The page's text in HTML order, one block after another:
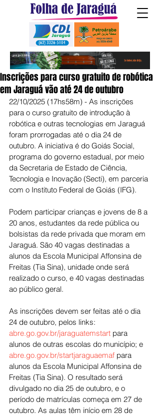
Inscrições para curso gratuito de robótica
em Jaraguá vão até 24 de outubro
22/10/2025 (17hs58m) - As inscrições
para o curso gratuito de introdução à
robótica e outras tecnologias em Jaraguá
foram prorrogadas até o dia 24 de
outubro. A iniciativa é do Goiás Social,
programa do governo estadual, por meio
da Secretaria de Estado de Ciência,
Tecnologia e Inovação (Secti), em parceria
com o Instituto Federal de Goiás (IFG).
Podem participar crianças e jovens de 8 a
20 anos, estudantes da rede pública ou
bolsistas da rede privada que moram em
Jaraguá. São 40 vagas destinadas a
alunos da Escola Municipal Affonsina de
Freitas (Tia Sina), unidade onde será
realizado o curso, e 40 vagas destinadas
ao público geral.
As inscrições devem ser feitas até o dia
24 de outubro, pelos links:
abre.go.gov.br/jaraguatemstart para
alunos de outras escolas do município; e
abre.go.gov.br/startjaraguaemaf para
alunos da Escola Municipal Affonsina de
Freitas (Tia Sina). O resultado será
divulgado no dia 25 de outubro, e o
período de matrículas começa em 27 de
outubro. As aulas têm início em 28 de